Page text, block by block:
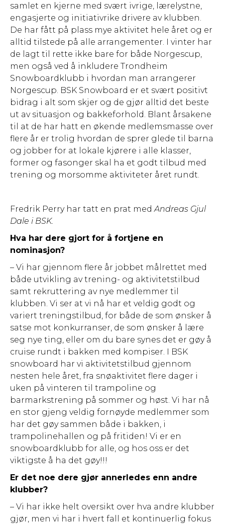
samlet en kjerne med svært ivrige, lærelystne,
engasjerte og initiativrike drivere av klubben.
De har fått på plass mye aktivitet hele året og er
alltid tilstede på alle arrangementer. I vinter har
de lagt til rette ikke bare for både Norgescup,
men også ved å inkludere Trondheim
Snowboardklubb i hvordan man arrangerer
Norgescup. BSK Snowboard er et svært positivt
bidrag i alt som skjer og de gjør alltid det beste
ut av situasjon og bakkeforhold. Blant årsakene
til at de har hatt en økende medlemsmasse over
flere år er trolig hvordan de sprer glede til barna
og jobber for at lokale kjørere i alle klasser,
former og fasonger skal ha et godt tilbud med
trening og morsomme aktiviteter året rundt.
Fredrik Perry har tatt en prat med Andreas Gjul
Dale i BSK.
Hva har dere gjort for å fortjene en
nominasjon?
– Vi har gjennom flere år jobbet målrettet med
både utvikling av trening- og aktivitetstilbud
samt rekruttering av nye medlemmer til
klubben. Vi ser at vi nå har et veldig godt og
variert treningstilbud, for både de som ønsker å
satse mot konkurranser, de som ønsker å lære
seg nye ting, eller om du bare synes det er gøy å
cruise rundt i bakken med kompiser. I BSK
snowboard har vi aktivitetstilbud gjennom
nesten hele året, fra snøaktivitet flere dager i
uken på vinteren til trampoline og
barmarkstrening på sommer og høst. Vi har nå
en stor gjeng veldig fornøyde medlemmer som
har det gøy sammen både i bakken, i
trampolinehallen og på fritiden! Vi er en
snowboardklubb for alle, og hos oss er det
viktigste å ha det gøy!!!
Er det noe dere gjør annerledes enn andre
klubber?
– Vi har ikke helt oversikt over hva andre klubber
gjør, men vi har i hvert fall et kontinuerlig fokus